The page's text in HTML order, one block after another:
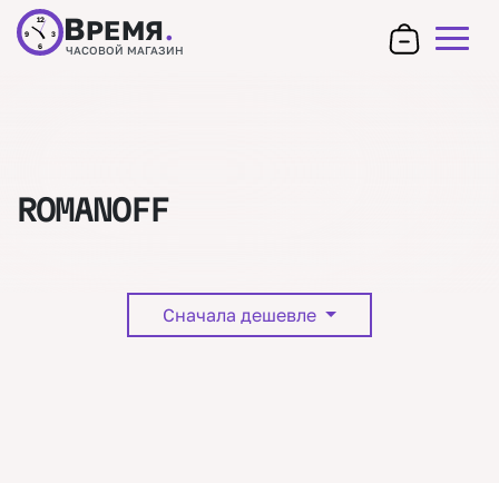
12
3
6
9 ВРЕМЯ.
ЧАСОВОЙ МАГАЗИН
ROMANOFF
Сначала дешевле